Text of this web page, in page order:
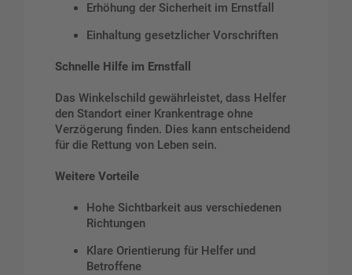
Erhöhung der Sicherheit im Ernstfall
Einhaltung gesetzlicher Vorschriften
Schnelle Hilfe im Ernstfall
Das Winkelschild gewährleistet, dass Helfer
den Standort einer Krankentrage ohne
Verzögerung finden. Dies kann entscheidend
für die Rettung von Leben sein.
Weitere Vorteile
Hohe Sichtbarkeit aus verschiedenen
Richtungen
Klare Orientierung für Helfer und
Betroffene